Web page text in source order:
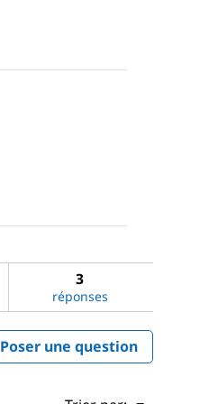
3
réponses
Poser une question